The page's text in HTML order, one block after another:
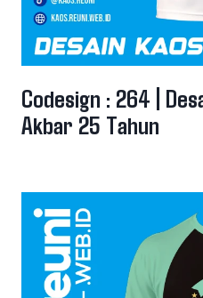
Codesign : 264 |
Akbar 25 Tahun